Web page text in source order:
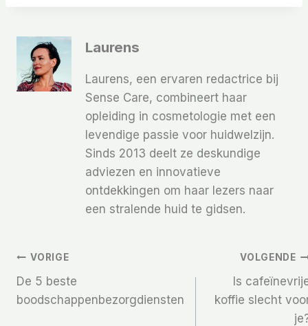
Laurens
Laurens, een ervaren redactrice bij
Sense Care, combineert haar
opleiding in cosmetologie met een
levendige passie voor huidwelzijn.
Sinds 2013 deelt ze deskundige
adviezen en innovatieve
ontdekkingen om haar lezers naar
een stralende huid te gidsen.
Bericht
Navigatie
VORIGE
De 5 beste
boodschappenbezorgdiensten
VOLGENDE
Is
koffie slecht